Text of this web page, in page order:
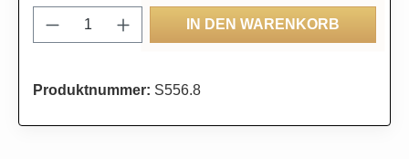
Produkt Anzahl: Gib den gewünschten
IN DEN WARENKORB
Produktnummer: S556.8